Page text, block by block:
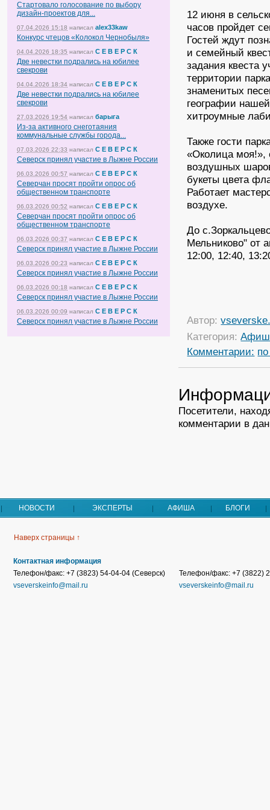
Стартовало голосование по выбору
дизайн-проектов для...
07.04.2026 15:18 написал alex33kaw
Конкурс чтецов «Колокол Чернобыля»
04.04.2026 18:35 написал С Е В Е Р С К
Две невестки подрались на юбилее
свекрови
04.04.2026 18:34 написал С Е В Е Р С К
Две невестки подрались на юбилее
свекрови
27.03.2026 19:54 написал барыга
Из-за активного снеготаяния
коммунальные службы города...
07.03.2026 22:33 написал С Е В Е Р С К
Северск принял участие в Лыжне России
06.03.2026 00:57 написал С Е В Е Р С К
Северчан просят пройти опрос об
общественном транспорте
06.03.2026 00:52 написал С Е В Е Р С К
Северчан просят пройти опрос об
общественном транспорте
06.03.2026 00:37 написал С Е В Е Р С К
Северск принял участие в Лыжне России
06.03.2026 00:23 написал С Е В Е Р С К
Северск принял участие в Лыжне России
06.03.2026 00:18 написал С Е В Е Р С К
Северск принял участие в Лыжне России
06.03.2026 00:09 написал С Е В Е Р С К
Северск принял участие в Лыжне России
12 июня в
часов пройдет
Гостей ждут
и семейный
задания квеста
территории
знаменитых
географии
хитроумные
Также гости
«Околица моя!»,
воздушных
букеты цвета
Работает
воздухе.
До
Мельниково" от
12:00, 12:40,
Автор:
Категория:
Комментарии:
Посетители,
комментарии в
НОВОСТИ ЭКСПЕРТЫ АФИША БЛОГИ
Наверх страницы ↑
Контактная информация
Телефон/факс: +7 (3823) 54-04-04 (Северск)
vseverskeinfo@mail.ru
Телефон/факс: +7 (3822)
vseverskeinfo@mail.ru